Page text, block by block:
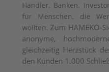
Händler, Banken,
für Menschen, die
wollten. Zum HAMEKO-
anonyme,
gleichzeitig Herzstück
den Kunden 1.000